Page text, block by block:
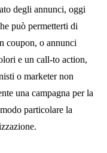
degli annunci, oggi
può permetterti di
coupon, o annunci
e un call-to action,
o marketer non
una campagna per la
particolare la